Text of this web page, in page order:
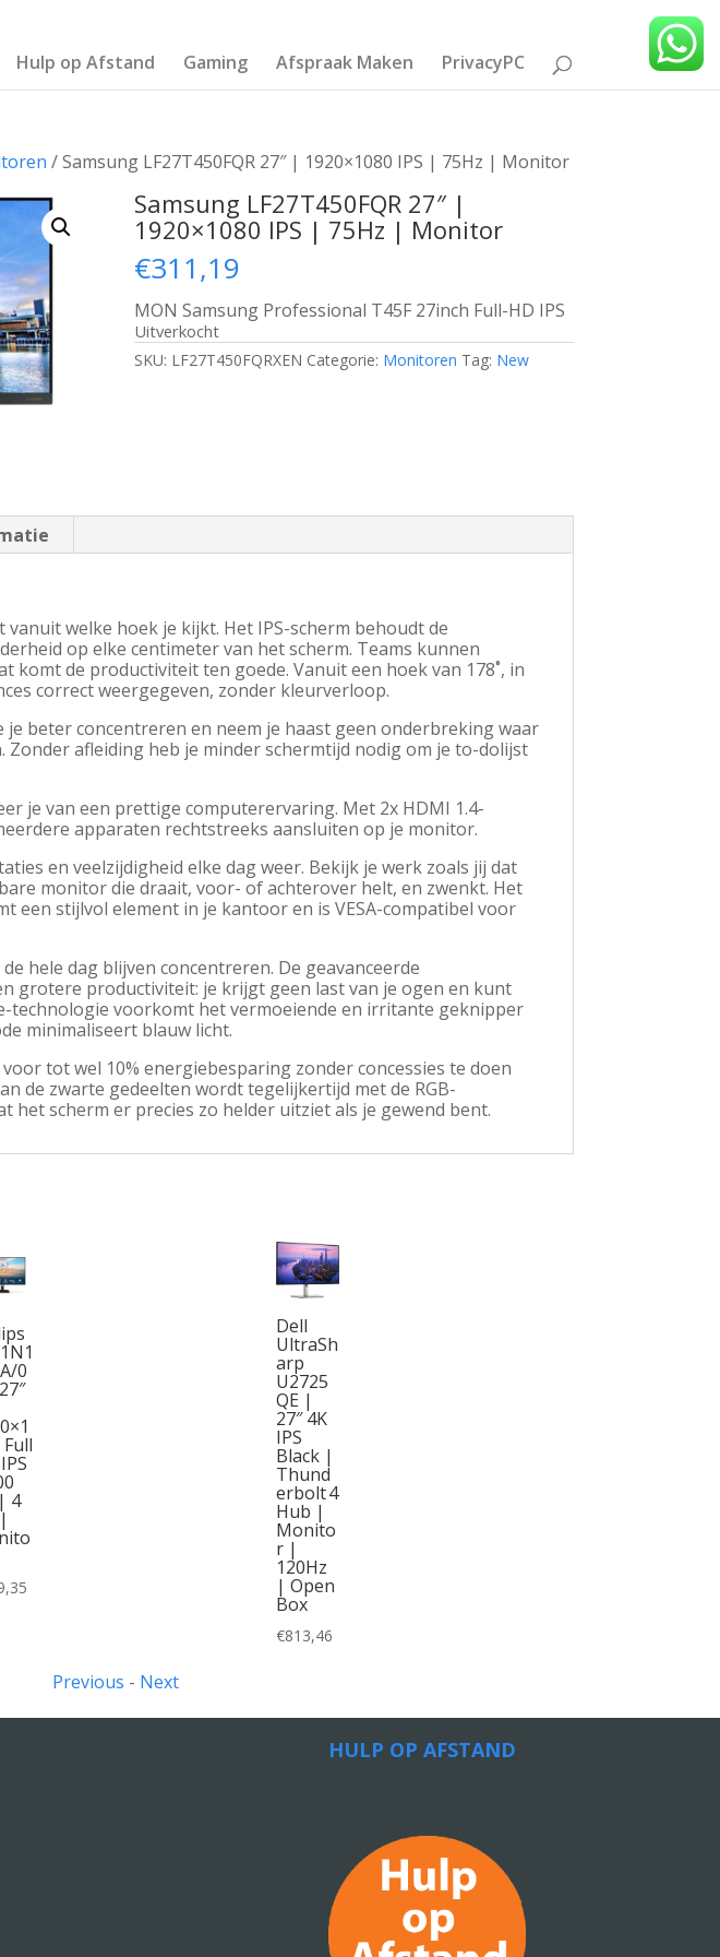
Hulp op Afstand Gaming Afspraak Maken PrivacyPC
/ Samsung LF27T450FQR 27″ | 1920×1080 IPS | 75Hz | Monitor
Samsung LF27T450FQR 27″ |
1920×1080 IPS | 75Hz | Monitor
€311,19
MON Samsung Professional T45F 27inch Full-HD IPS
Uitverkocht
SKU: LF27T450FQRXEN Categorie: Monitoren Tag: New
welke hoek je kijkt. Het IPS-scherm behoudt de
op elke centimeter van het scherm. Teams kunnen
komt de productiviteit ten goede. Vanuit een hoek van 178˚, in
correct weergegeven, zonder kleurverloop.
je beter concentreren en neem je haast geen onderbreking waar
afleiding heb je minder schermtijd nodig om je to-dolijst
je van een prettige computerervaring. Met 2x HDMI 1.4-
apparaten rechtstreeks aansluiten op je monitor.
en veelzijdigheid elke dag weer. Bekijk je werk zoals jij dat
monitor die draait, voor- of achterover helt, en zwenkt. Het
een stijlvol element in je kantoor en is VESA-compatibel voor
hele dag blijven concentreren. De geavanceerde
grotere productiviteit: je krijgt geen last van je ogen en kunt
technologie voorkomt het vermoeiende en irritante geknipper
minimaliseert blauw licht.
tot wel 10% energiebesparing zonder concessies te doen
de zwarte gedeelten wordt tegelijkertijd met de RGB-
het scherm er precies zo helder uitziet als je gewend bent.
0
4
Dell
UltraSh
arp
U2725
QE |
27″ 4K
IPS
Black |
Thund
erbolt 4
Hub |
Monito
r |
120Hz
| Open
Box
€813,46
Previous - Next
HULP OP AFSTAND